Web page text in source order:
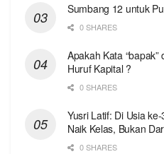
Sumbang 12 untuk
0 SHARES
Apakah Kata “bapak”
Huruf Kapital ?
0 SHARES
Yusri Latif: Di Usia
Naik Kelas, Bukan
0 SHARES